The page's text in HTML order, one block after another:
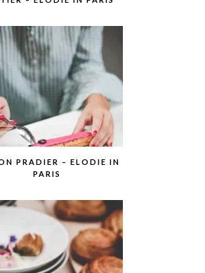
PRADIER – ELODIE IN
PARIS